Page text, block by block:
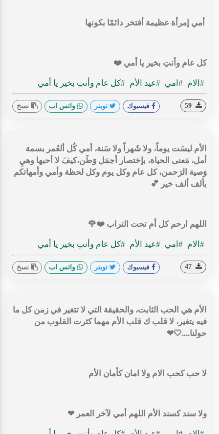
أمي إمرأة عظيمة أفتخر دائمًا بكونها
كل عام وأنتِ بخير يا أمي ❤️
#الام #امي #عيد الأم #كل عام وأنتِ بخير يا أمي
فيسبوك تويتر واتس اب نسخ
الأم ليسَت يوماً، ولا شَهراً ولا سَنة، أمي كُل ألعُمر بسمة
أمل، مَعنى الحياة، بإختصار أجمَل وَطَن،كيفَ لا أحبها وهيِ
وَصية الرَحمن، كل عام وكل يوم وكل لحظة وأمي وأمهاتكم
بألف ألف خير 💕
اللهم ارحم كل أم تحت التراب ❤️🌹
#الام #امي #عيد الأم #كل عام وأنتِ بخير يا أمي
فيسبوك تويتر واتس اب نسخ
الأم هي الحب الثابت، والحقيقة التي لا تتغير في زمن كل ما
فيه يتغير، لا قلب ك قلب الأم مهما كثرت القلوب من
حولنا....🤍❤
لا حب كحب الام ولا امان كأمان الأم
ولا سند كسند الأم اللهم أمي لآخر العمر ❤